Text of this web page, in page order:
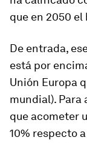
que en 2050 el
De entrada,
está por
Unión Europa
mundial). Para
que acometer
10% respecto